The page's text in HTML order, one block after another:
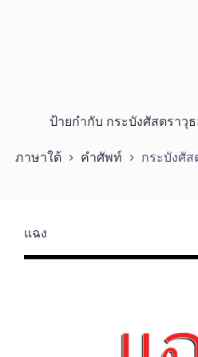
ป้ายกำกับ กระบังศัสตราวุ
ภาษาใต้ คำศัพท์ กระบังศัส
แฉง